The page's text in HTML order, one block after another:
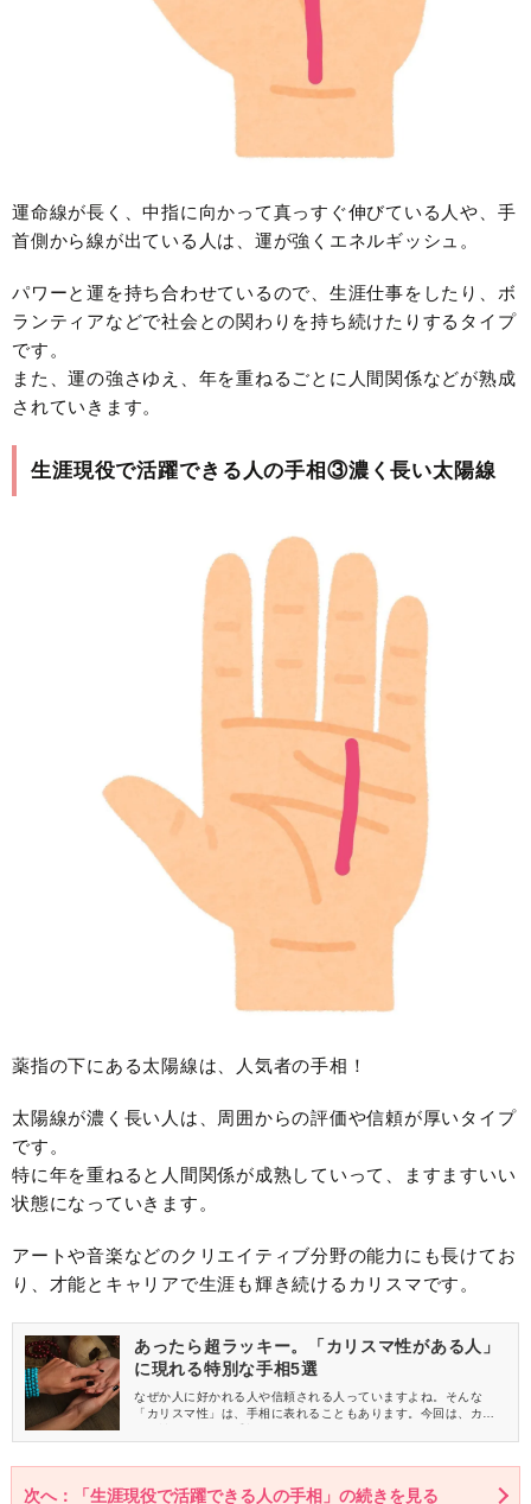
運命線が長く、中指に向かって真っすぐ伸びている人や、手
首側から線が出ている人は、運が強くエネルギッシュ。
パワーと運を持ち合わせているので、生涯仕事をしたり、ボ
ランティアなどで社会との関わりを持ち続けたりするタイプ
です。
また、運の強さゆえ、年を重ねるごとに人間関係などが熟成
されていきます。
生涯現役で活躍できる人の手相③濃く長い太陽線
薬指の下にある太陽線は、人気者の手相！
太陽線が濃く長い人は、周囲からの評価や信頼が厚いタイプ
です。
特に年を重ねると人間関係が成熟していって、ますますいい
状態になっていきます。
アートや音楽などのクリエイティブ分野の能力にも長けてお
り、才能とキャリアで生涯も輝き続けるカリスマです。
あったら超ラッキー。「カリスマ性がある人」
に現れる特別な手相5選
なぜか人に好かれる人や信頼される人っていますよね。そんな
「カリスマ性」は、手相に表れることもあります。今回は、カリ
次へ：「生涯現役で活躍できる人の手相」の続きを見る